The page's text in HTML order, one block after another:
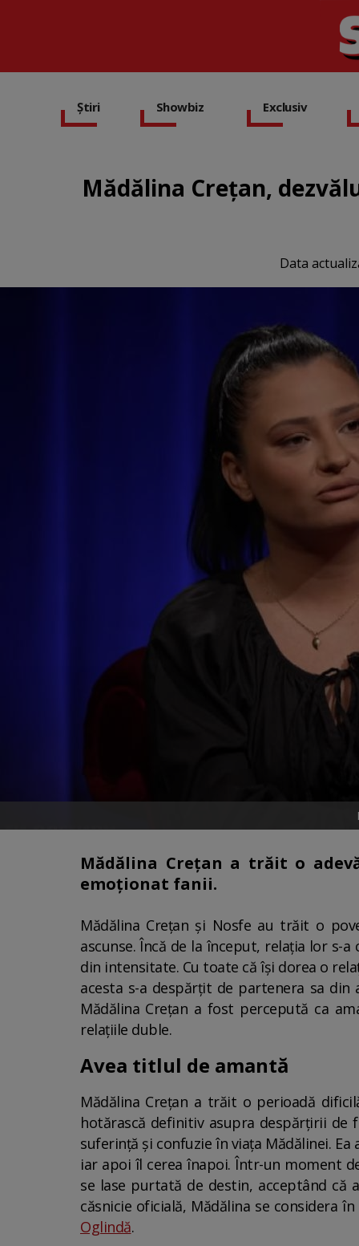
Știri Showbiz Exclusiv
Mădălina Crețan,
Data
Mădălina Crețan a trăit o
emoționat fanii.
Mădălina Crețan și Nosfe au trăit o
ascunse. Încă de la început, relația lor
din intensitate. Cu toate că își dorea o
acesta s-a despărțit de partenera sa
Mădălina Crețan a fost percepută ca
relațiile duble.
Avea titlul de amantă
Mădălina Crețan a trăit o perioadă
hotărască definitiv asupra despărțirii de
suferință și confuzie în viața Mădălinei.
iar apoi îl cerea înapoi. Într-un moment
se lase purtată de destin, acceptând că
căsnicie oficială, Mădălina se considera
Oglindă.